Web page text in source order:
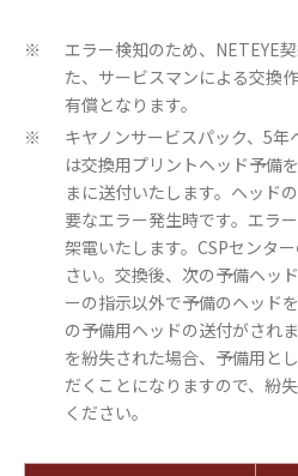
※
エラー検知のため、NETEYE
た、サービスマンによる交換
有償となります。
※
キヤノンサービスパック、5
は交換用プリントヘッド予備
まに送付いたします。ヘッド
要なエラー発生時です。エラ
架電いたします。CSPセンタ
さい。交換後、次の予備ヘッ
ーの指示以外で予備のヘッド
の予備用ヘッドの送付がされ
を紛失された場合、予備用と
だくことになりますので、紛
ください。